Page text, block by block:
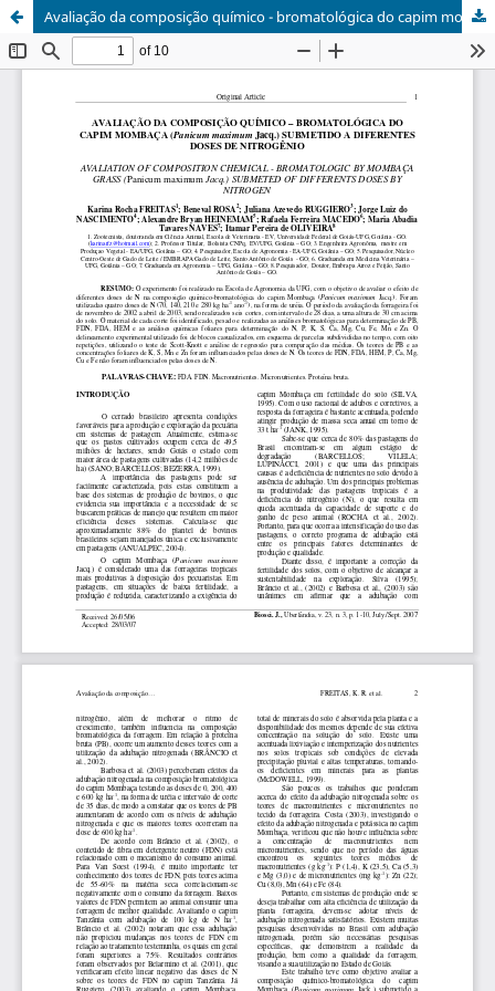
Avaliação da composição químico - bromatológica do capim mombaça (Panicum maximum Jacq.) submetido a diferentes doses de nitrogênio